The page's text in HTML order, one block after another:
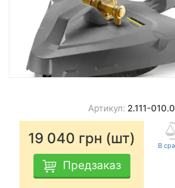
Артикул: 2.111-010.0
19 040 грн (шт)
Предзаказ